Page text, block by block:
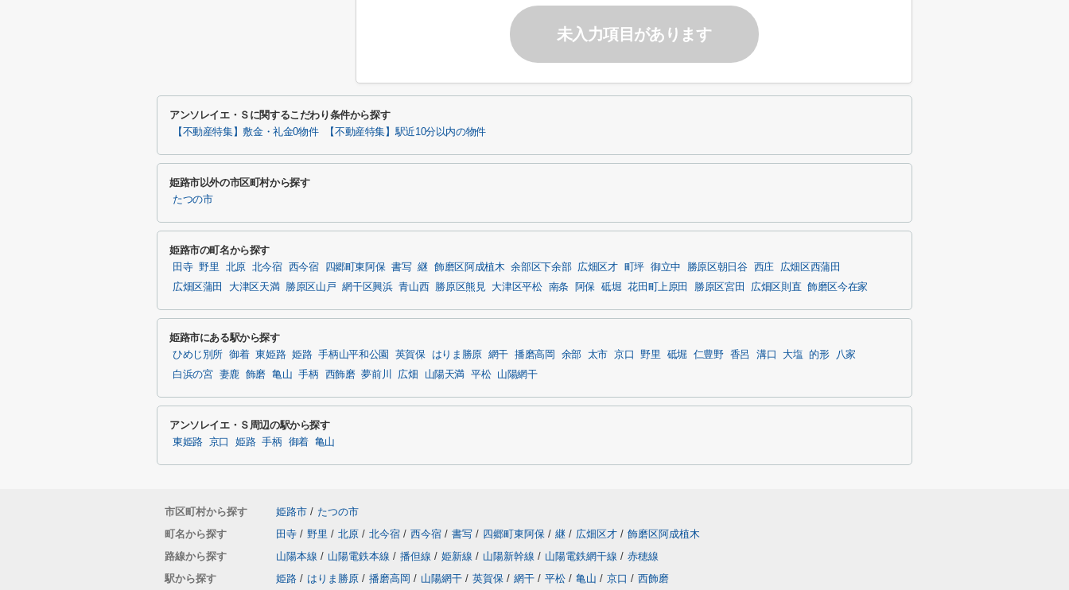
未入力項目があります
アンソレイエ・Ｓに関するこだわり条件から探す
【不動産特集】敷金・礼金0物件 【不動産特集】駅近10分以内の物件
姫路市以外の市区町村から探す
たつの市
姫路市の町名から探す
田寺 野里 北原 北今宿 西今宿 四郷町東阿保 書写 継 飾磨区阿成植木 余部区下余部 広畑区才 町坪 御立中 勝原区朝日谷 西庄
広畑区西蒲田
広畑区蒲田
大津区天満 勝原区山戸 網干区興浜 青山西 勝原区熊見 大津区平松 南条 阿保 砥堀 花田町上原田 勝原区宮田 広畑区則直 飾磨区今在家
姫路市にある駅から探す
ひめじ別所 御着 東姫路 姫路 手柄山平和公園 英賀保 はりま勝原 網干 播磨高岡 余部 太市 京口 野里 砥堀 仁豊野 香呂 溝口 大塩 的形
八家
白浜の宮
妻鹿 飾磨 亀山 手柄 西飾磨 夢前川 広畑 山陽天満 平松 山陽網干
アンソレイエ・Ｓ周辺の駅から探す
東姫路 京口 姫路 手柄 御着 亀山
市区町村から探す 姫路市 / たつの市
町名から探す
田寺 / 野里 / 北原 / 北今宿 / 西今宿 / 書写 / 四郷町東阿保 / 継 / 広畑区才 / 飾磨区阿成植木
路線から探す
山陽本線 / 山陽電鉄本線 / 播但線 / 姫新線 / 山陽新幹線 / 山陽電鉄網干線 / 赤穂線
駅から探す
姫路 / はりま勝原 / 播磨高岡 / 山陽網干 / 英賀保 / 網干 / 平松 / 亀山 / 京口 / 西飾磨